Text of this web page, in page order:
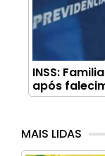
INSS:
após
MAIS LIDAS